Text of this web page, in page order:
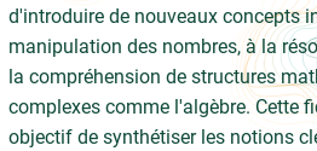
d'introduire de nouveaux concepts
manipulation des nombres, à la
la compréhension de structures
complexes comme l'algèbre. Cette
objectif de synthétiser les notions